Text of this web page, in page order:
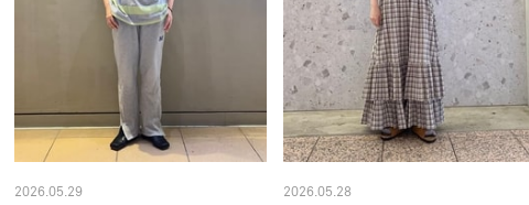
2026.05.29 2026.05.28